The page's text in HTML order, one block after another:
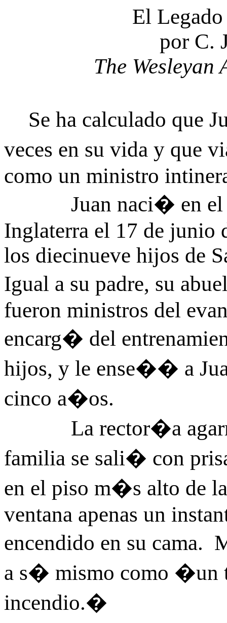
El Legado
por C.
The Wesleyan
Se ha calculado que
veces en su vida y que
como un ministro
Juan naci� en el
Inglaterra el 17 de junio
los diecinueve hijos de
Igual a su padre, su
fueron ministros del
encarg� del
hijos, y le ense�� a
cinco a�os.
La rector�a agarr�
familia se sali� con
en el piso m�s alto de
ventana apenas un
encendido en su
a s� mismo como �un
incendio.�